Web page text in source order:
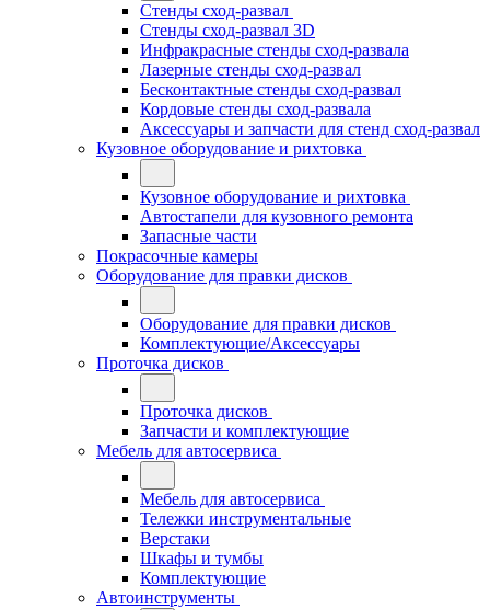
Стенды сход-развал
Стенды сход-развал 3D
Инфракрасные стенды сход-развала
Лазерные стенды сход-развал
Бесконтактные стенды сход-развал
Кордовые стенды сход-развала
Аксессуары и запчасти для стенд сход-развал
Кузовное оборудование и рихтовка
Кузовное оборудование и рихтовка
Автостапели для кузовного ремонта
Запасные части
Покрасочные камеры
Оборудование для правки дисков
Оборудование для правки дисков
Комплектующие/Аксессуары
Проточка дисков
Проточка дисков
Запчасти и комплектующие
Мебель для автосервиса
Мебель для автосервиса
Тележки инструментальные
Верстаки
Шкафы и тумбы
Комплектующие
Автоинструменты